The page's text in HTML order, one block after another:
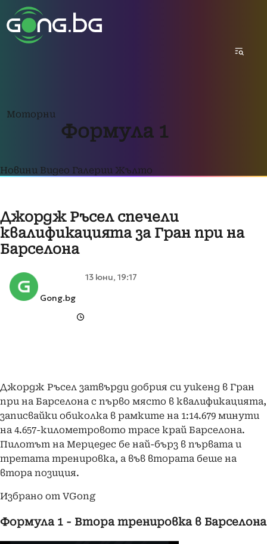
Моторни
Формула 1
Новини Видео Галерии Жълто
Джордж Ръсел спечели
квалификацията за Гран при на
Барселона
Gong.bg
13 юни, 19:17
Джордж Ръсел затвърди добрия си уикенд в Гран
при на Барселона с първо място в квалификацията,
записвайки обиколка в рамките на 1:14.679 минути
на 4.657-километровото трасе край Барселона.
Пилотът на Мерцедес бе най-бърз в първата и
третата тренировка, а във втората беше на
втора позиция.
Избрано от VGong
Формула 1 - Втора тренировка в Барселона